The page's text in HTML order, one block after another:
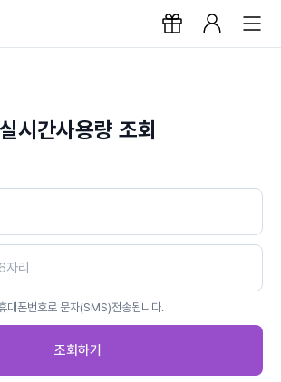
실시간사용량 조회
대폰번호로 문자(SMS)전송됩니다.
조회하기